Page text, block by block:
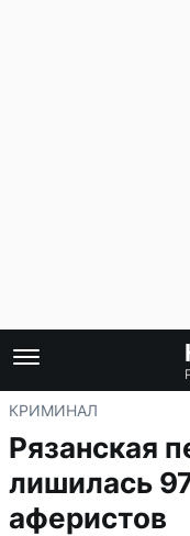
КРИМИНАЛ
Рязанская
лишилась
аферистов